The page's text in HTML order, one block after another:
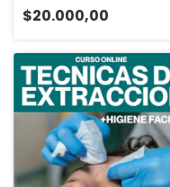
VALOR INSCRIPCIÓN - CURSO
DE ESPECIALIZACIÓN - 2
$20.000,00